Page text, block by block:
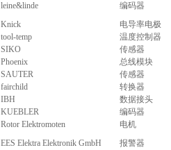
leine&linde
编码器
Knick
电导率电极
tool-temp
温度控制器
SIKO
传感器
Phoenix
总线模块
SAUTER
传感器
fairchild
转换器
IBH
数据接头
KUEBLER
编码器
Rotor Elektromoten
电机
EES Elektra Elektronik GmbH
报警器